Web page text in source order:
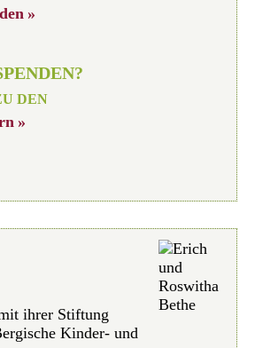
DEN
ihrer Stiftung
Kinder- und